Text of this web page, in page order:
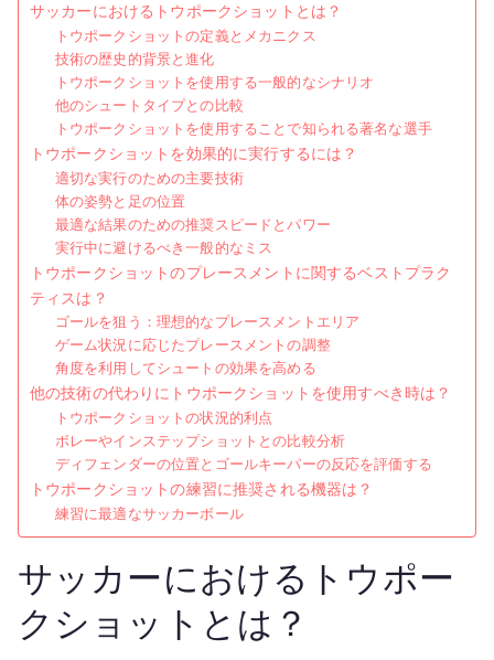
ト
サッカーにおけるトウポークショットとは？
トウポークショットの定義とメカニクス
技術の歴史的背景と進化
トウポークショットを使用する一般的なシナリオ
他のシュートタイプとの比較
トウポークショットを使用することで知られる著名な選手
トウポークショットを効果的に実行するには？
適切な実行のための主要技術
体の姿勢と足の位置
最適な結果のための推奨スピードとパワー
実行中に避けるべき一般的なミス
トウポークショットのプレースメントに関するベストプラク
ティスは？
ゴールを狙う：理想的なプレースメントエリア
ゲーム状況に応じたプレースメントの調整
角度を利用してシュートの効果を高める
他の技術の代わりにトウポークショットを使用すべき時は？
トウポークショットの状況的利点
ボレーやインステップショットとの比較分析
ディフェンダーの位置とゴールキーパーの反応を評価する
トウポークショットの練習に推奨される機器は？
練習に最適なサッカーボール
サッカーにおけるトウポー
クショットとは？